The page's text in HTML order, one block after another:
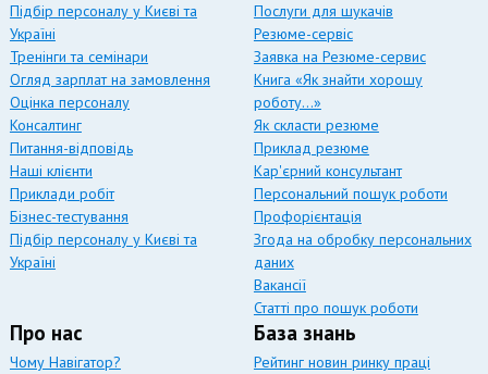
Підбір персоналу у Києві та
Україні
Тренінги та семінари
Огляд зарплат на замовлення
Оцінка персоналу
Консалтинг
Питання-відповідь
Наші клієнти
Приклади робіт
Бізнес-тестування
Підбір персоналу у Києві та
Україні
Послуги для шукачів
Резюме-сервіс
Заявка на Резюме-сервис
Книга «Як знайти хорошу
роботу…»
Як скласти резюме
Приклад резюме
Кар'єрний консультант
Персональний пошук роботи
Профорієнтація
Згода на обробку персональних
даних
Вакансії
Статті про пошук роботи
Про нас
Чому Навігатор?
База знань
Рейтинг новин ринку праці